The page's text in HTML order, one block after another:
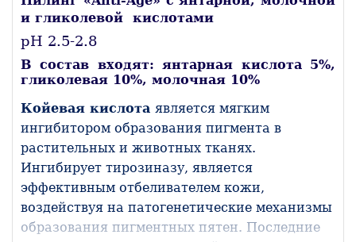
и гликолевой кислотами
рН 2.5-2.8
В состав входят: янтарная кислота 5%,
гликолевая 10%, молочная 10%
Койевая кислота является мягким
ингибитором образования пигмента в
растительных и животных тканях.
Ингибирует тирозиназу, является
эффективным отбеливателем кожи,
воздействуя на патогенетические механизмы
образования пигментных пятен. Последние